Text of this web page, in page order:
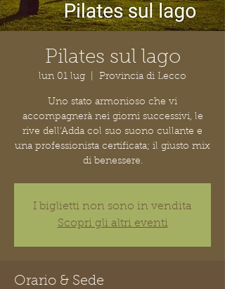
Pilates sul lago
lun 01 lug Provincia di Lecco
Uno stato armonioso che vi
accompagnerà nei giorni successivi, le
rive dell'Adda col suo suono cullante e
una professionista certificata; il giusto mix
di benessere.
I biglietti non sono in vendita
Scopri gli altri eventi
Orario & Sede